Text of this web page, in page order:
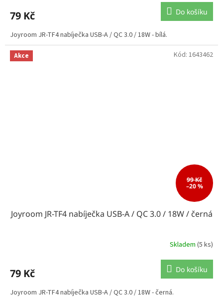
79 Kč Do košíku
Joyroom JR-TF4 nabíječka USB-A / QC 3.0 / 18W - bílá.
Akce
99 Kč
–20 %
Joyroom JR-TF4 nabíječka USB-A / QC 3.0 / 18W / černá
Skladem (5 ks)
79 Kč Do košíku
Joyroom JR-TF4 nabíječka USB-A / QC 3.0 / 18W - černá.
Kód: 1643462